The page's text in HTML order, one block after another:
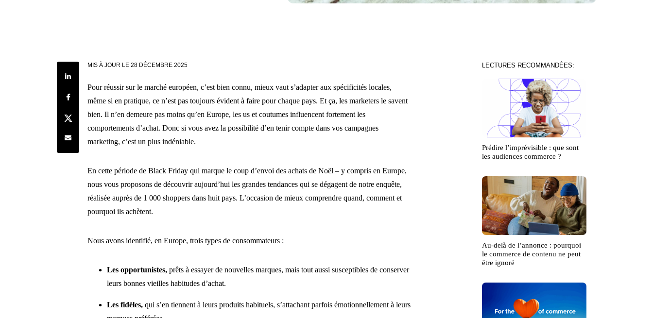
Share on LinkedIn
Share on Facebook
Share on Twitter
Share by e-mail
MIS À JOUR LE 28 DÉCEMBRE 2025
Pour réussir sur le marché européen, c’est bien connu, mieux vaut s’adapter aux spécificités locales,
même si en pratique, ce n’est pas toujours évident à faire pour chaque pays. Et ça, les marketers le savent
bien. Il n’en demeure pas moins qu’en Europe, les us et coutumes influencent fortement les
comportements d’achat. Donc si vous avez la possibilité d’en tenir compte dans vos campagnes
marketing, c’est un plus indéniable.
En cette période de Black Friday qui marque le coup d’envoi des achats de Noël – y compris en Europe,
nous vous proposons de découvrir aujourd’hui les grandes tendances qui se dégagent de notre enquête,
réalisée auprès de 1 000 shoppers dans huit pays. L’occasion de mieux comprendre quand, comment et
pourquoi ils achètent.
Nous avons identifié, en Europe, trois types de consommateurs :
Les opportunistes,prêts à essayer de nouvelles marques, mais tout aussi susceptibles de conserver
leurs bonnes vieilles habitudes d’achat.
Les fidèles, qui s’en tiennent à leurs produits habituels, s’attachant parfois émotionnellement à leurs
LECTURES RECOMMANDÉES:
Prédire l’imprévisible : que sont
les audiences commerce ?
Au-delà de l’annonce : pourquoi
le commerce de contenu ne peut
être ignoré